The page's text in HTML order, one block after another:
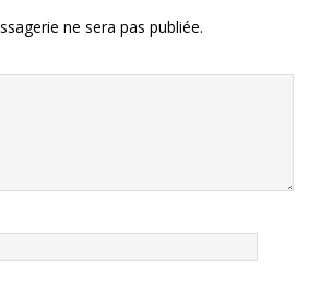
ne sera pas publiée.